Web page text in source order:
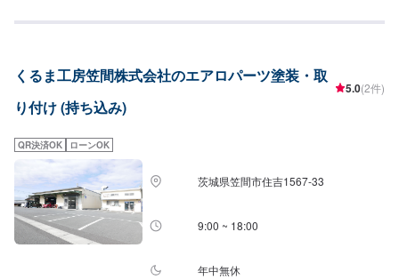
にお客様の大切な思い出を乗せた日常を彩る大切な相棒であり、熟練の職人
した上で、長年培った技術力を駆使して最適な方法のご提案をさせていただ
きます。スバル車に関しましては他社様でお断りされる様な内容でも承って
います。ぜひ、お問い合わせください！--------------------------------------------------
だければ作業開始【4】仕上がり次第納車-----納期について-----納期は通常1週
間程度で納車となります。納期は前後する場合がございます。予め、ご了承
ください。-----パーツ持ち込みについて-----パーツの持ち込み可能です。オフ
ァーにて詳細をお願い致します。-----代車について-----無料の代車をご用意し
ています。お車の作業中は代車をご利用ください。※代車の燃料代はお客様に
ご負担いただいております。-----ご来店時の注意、受付方法-----当工場は竹の
くら様を過ぎ左手にMMM様の看板がある所を右折していただければ工場があ
話いただければと思います。入庫の際はお気をつけてお越しください。駐車
くるま工房笠間株式会社のエアロパーツ塗装・取
り付け (持ち込み)
5.0(2件)
QR決済OK ローンOK
茨城県笠間市住吉1567-33
9:00 ~ 18:00
年中無休